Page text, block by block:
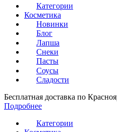
Категории
Косметика
Новинки
Блог
Лапша
Снеки
Пасты
Соусы
Сладости
Бесплатная доставка по
Подробнее
Категории